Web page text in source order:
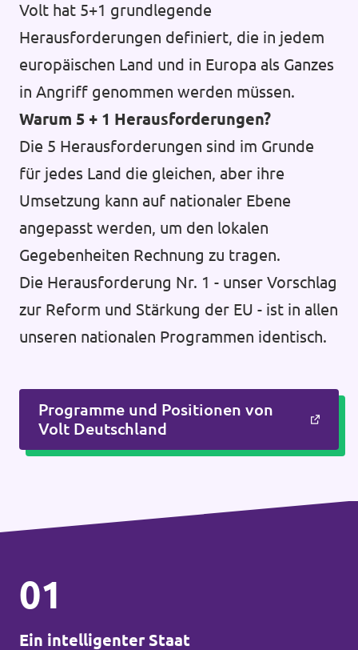
Volt hat 5+1 grundlegende
Herausforderungen definiert, die in jedem
europäischen Land und in Europa als Ganzes
in Angriff genommen werden müssen.
Warum 5 + 1 Herausforderungen?
Die 5 Herausforderungen sind im Grunde
für jedes Land die gleichen, aber ihre
Umsetzung kann auf nationaler Ebene
angepasst werden, um den lokalen
Gegebenheiten Rechnung zu tragen.
Die Herausforderung Nr. 1 - unser Vorschlag
zur Reform und Stärkung der EU - ist in allen
unseren nationalen Programmen identisch.
Programme und Positionen von
Volt Deutschland
01
Ein intelligenter Staat